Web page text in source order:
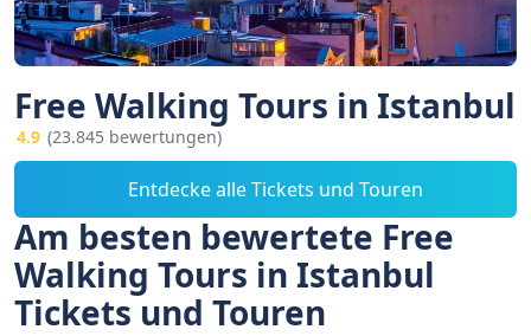
Free Walking Tours in Istanbul
4.9 (23.845 bewertungen)
Entdecke alle Tickets und Touren
Am besten bewertete Free
Walking Tours in Istanbul
Tickets und Touren